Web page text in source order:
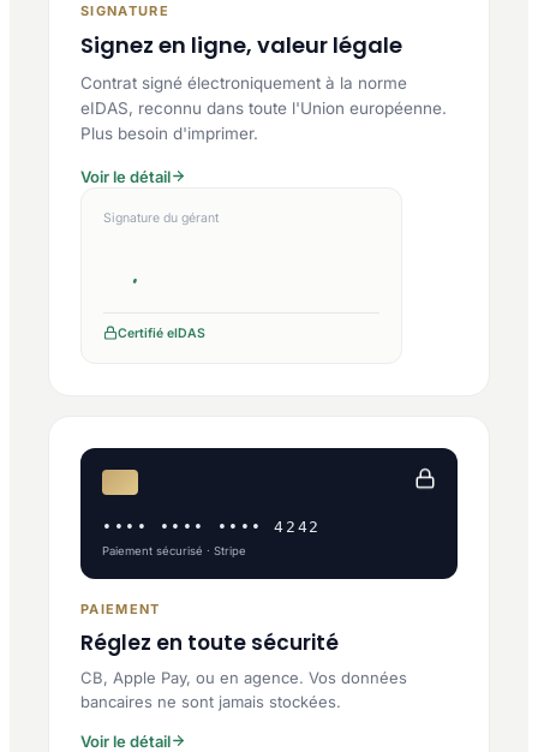
SIGNATURE
Signez en ligne, valeur légale
Contrat signé électroniquement à la norme
eIDAS, reconnu dans toute l'Union européenne.
Plus besoin d'imprimer.
Voir le détail
Signature du gérant
Certifié eIDAS
•••• •••• •••• 4242
Paiement sécurisé · Stripe
PAIEMENT
Réglez en toute sécurité
CB, Apple Pay, ou en agence. Vos données
bancaires ne sont jamais stockées.
Voir le détail